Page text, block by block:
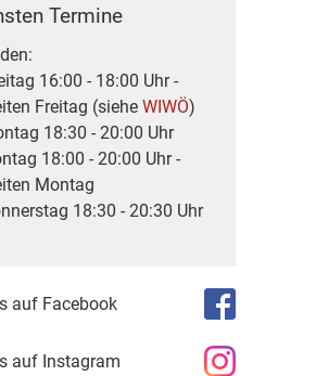
Termine
16:00 - 18:00 Uhr -
Freitag (siehe WIWÖ)
18:30 - 20:00 Uhr
18:00 - 20:00 Uhr -
Montag
18:30 - 20:30 Uhr
auf Facebook
auf Instagram